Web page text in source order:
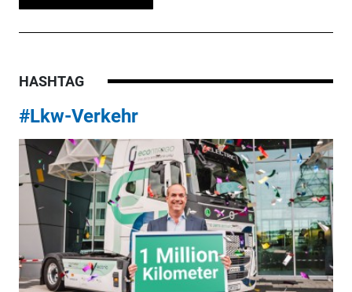
HASHTAG
#Lkw-Verkehr